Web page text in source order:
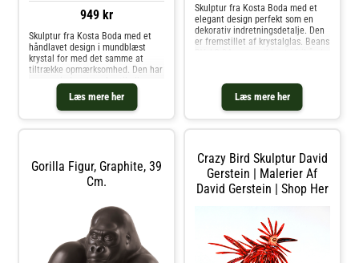
949 kr
Læs mere her
Skulptur fra Kosta Boda med et
håndlavet design i mundblæst
krystal for med det samme at
tiltrække opmærksomhed. Den har
hjem og stilarter. Vælg mellem
forskellige farver og størrelser.
Designet af Ludvig Löfgren. Om
findes i forskellige farver.
Vedligeholdelse af skulpturen-
Rengøres med en fugtig klud.. Køb
Læs mere her
Skulptur fra Kosta Boda med et
elegant design perfekt som en
dekorativ indretningsdetalje. Den
er fremstillet af krystalglas. Beans
Elegant design.- Findes i
forskellige farver.- Fremstillet af
krystalglas.- Sælges i 1-pak.. Køb
Gorilla Figur, Graphite, 39
Cm.
Crazy Bird Skulptur David
Gerstein | Malerier Af
David Gerstein | Shop Her